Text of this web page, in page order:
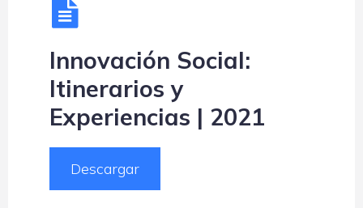
Innovación Social:
Itinerarios y
Experiencias | 2021
Descargar